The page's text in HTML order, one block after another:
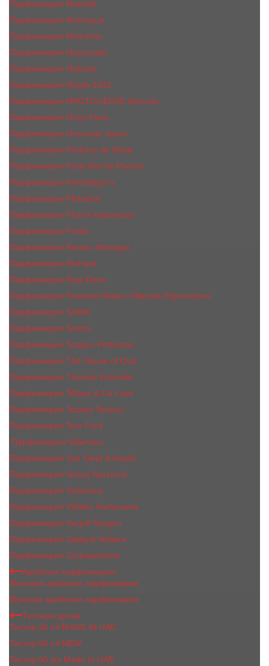
Парфюмерия Montale
Парфюмерия Moresque
Парфюмерия Moschino
Парфюмерия Nasomatto
Парфюмерия Nishane
Парфюмерия Nobile 1942
Парфюмерия NROTICuERSE Narcotic
Парфюмерия Orlov Paris
Парфюмерия Ormonde Jayne
Парфюмерия Parfums de Marly
Парфюмерия Parle Moi de Parfum
Парфюмерия Penhaligon's
Парфюмерия Phaedon
Парфюмерия Plume Impression
Парфюмерия Prada
Парфюмерия Ramon Monegal
Парфюмерия RicHard
Парфюмерия Roja Dove
Парфюмерия Rosendo Mateu Olfactive Expressions
Парфюмерия SHAIK
Парфюмерия Simimi
Парфюмерия Sospiro Perfumes
Парфюмерия The House of Oud
Парфюмерия Thomas Kosmala
Парфюмерия Tiffany & Co Love
Парфюмерия Tiziana Terenzi
Парфюмерия Tom Ford
Парфюмерия Valentino
Парфюмерия Van Cleef & Arpels
Парфюмерия Vertus Narcos'is
Парфюмерия Victorious
Парфюмерия Vilhelm Parfumerie
Парфюмерия Xerjoff Sospiro
Парфюмерия Zadig & Voltaire
Парфюмерия Zarkoperfume
Арабская парфюмерия
Женская арабская парфюмерия
Мужская арабская парфюмерия
Тестеры духов
Тестер 35 ml MADE IN UAE
Тестер 60 ml NEW
Тестер 50 мл Made In UAE